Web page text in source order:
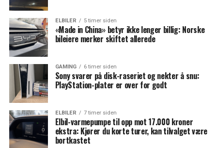
ELBILER 5 timer siden
«Made in China» betyr ikke lenger billig: Norske
bileiere merker skiftet allerede
GAMING 6 timer siden
Sony svarer på disk-raseriet og nekter å snu:
PlayStation-plater er over for godt
ELBILER 7 timer siden
Elbil-varmepumpe til opp mot 17.000 kroner
ekstra: Kjører du korte turer, kan tilvalget være
bortkastet